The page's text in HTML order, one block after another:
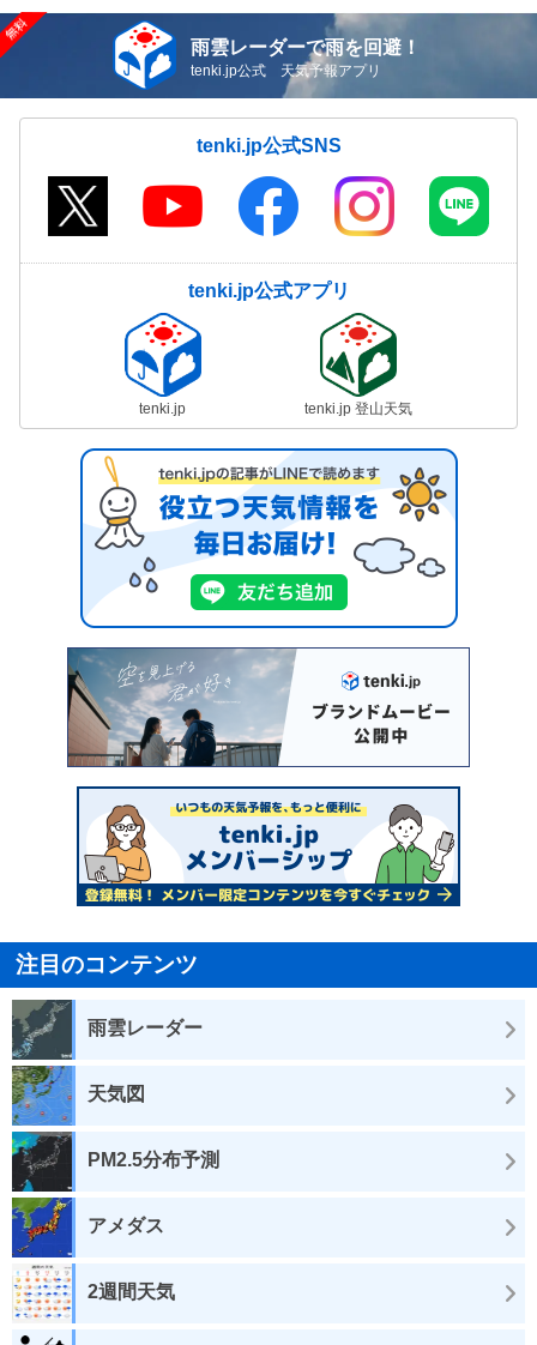
雨雲レーダーで雨を回避！
tenki.jp公式 天気予報アプリ
tenki.jp公式SNS
tenki.jp公式アプリ
tenki.jp tenki.jp 登山天気
注目のコンテンツ
雨雲レーダー
天気図
PM2.5分布予測
アメダス
2週間天気